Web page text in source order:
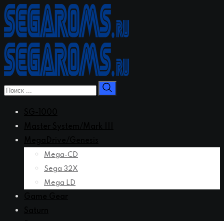
Перейти
к
контенту
Mega-CD
Sega 32X
Mega LD